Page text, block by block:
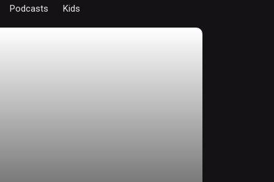
Podcasts Kids